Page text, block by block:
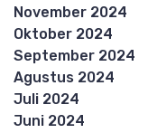
November 2024
Oktober 2024
September 2024
Agustus 2024
Juli 2024
Juni 2024